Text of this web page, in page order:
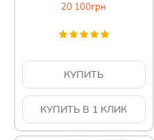
20 100грн
КУПИТЬ
КУПИТЬ В 1 КЛИК